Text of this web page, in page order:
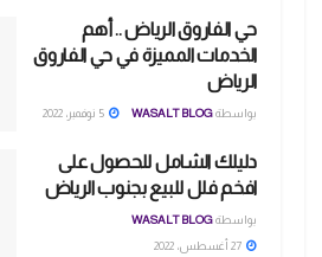
حي الفاروق الرياض .. أهم
الخدمات المميزة في حي الفاروق
الرياض
بواسطةWASALT BLOG
دليلك الشامل للحصول على
افخم فلل للبيع بجنوب الرياض
بواسطةWASALT BLOG